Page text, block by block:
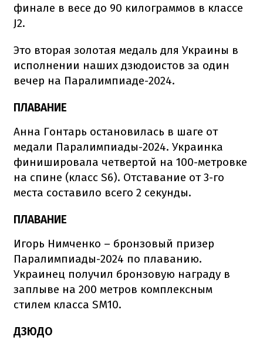
финале в весе до 90 килограммов в классе
J2.
Это вторая золотая медаль для Украины в
исполнении наших дзюдоистов за один
вечер на Паралимпиаде-2024.
ПЛАВАНИЕ
Анна Гонтарь остановилась в шаге от
медали Паралимпиады-2024. Украинка
финишировала четвертой на 100-метровке
на спине (класс S6). Отставание от 3-го
места составило всего 2 секунды.
ПЛАВАНИЕ
Игорь Нимченко – бронзовый призер
Паралимпиады-2024 по плаванию.
Украинец получил бронзовую награду в
заплыве на 200 метров комплексным
стилем класса SM10.
ДЗЮДО